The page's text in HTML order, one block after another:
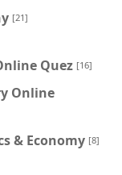
[21]
Quez [16]
Online
& Economy [8]